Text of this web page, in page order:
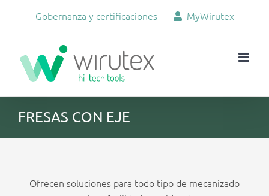
Gobernanza y certificaciones MyWirutex
FRESAS CON EJE
Ofrecen soluciones para todo tipo de mecanizado